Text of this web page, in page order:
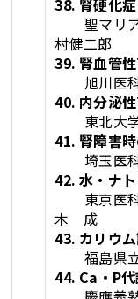
38. 腎硬化症
聖マリア
村健二郎
39. 腎血管
旭川医科
40. 内分泌
東北大学
41. 腎障害
埼玉医科
42. 水・ナ
東京医科
木 成
43. カリウ
福島県立
44. Ca・P